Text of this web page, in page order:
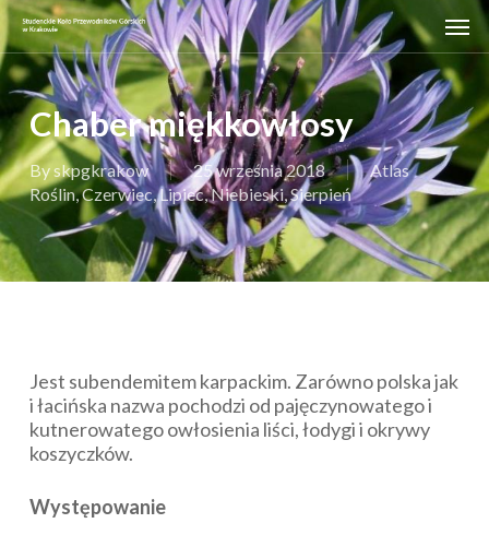
Skip
to
main
content
Chaber miękkowłosy
Byskpgkrakow 25 września 2018
Atlas
Roślin,Czerwiec,Lipiec,Niebieski,Sierpień
Jest subendemitem karpackim. Zarówno polska jak
i łacińska nazwa pochodzi od pajęczynowatego i
kutnerowatego owłosienia liści, łodygi i okrywy
koszyczków.
Występowanie